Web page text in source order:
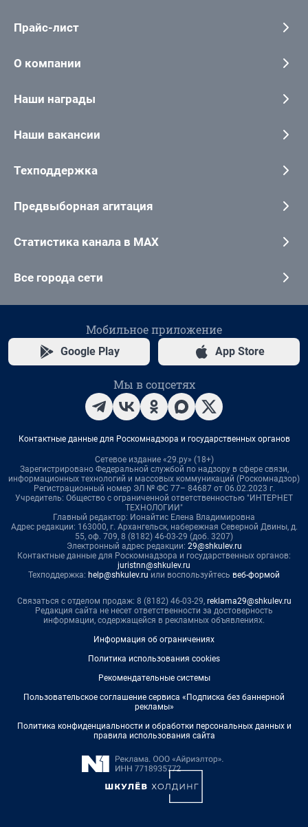
Прайс-лист
О компании
Наши награды
Наши вакансии
Техподдержка
Предвыборная агитация
Статистика канала в MAX
Все города сети
Мобильное приложение
Google Play App Store
Мы в соцсетях
Контактные данные для Роскомнадзора и государственных органов
Сетевое издание «29.ру» (18+)
Зарегистрировано Федеральной службой по надзору в сфере связи,
информационных технологий и массовых коммуникаций (Роскомнадзор)
Регистрационный номер ЭЛ № ФС 77– 84687 от 06.02.2023 г.
Учредитель: Общество с ограниченной ответственностью "ИНТЕРНЕТ
ТЕХНОЛОГИИ"
Главный редактор: Ионайтис Елена Владимировна
Адрес редакции: 163000, г. Архангельск, набережная Северной Двины, д.
55, оф. 709, 8 (8182) 46-03-29 (доб. 3207)
Электронный адрес редакции: 29@shkulev.ru
Контактные данные для Роскомнадзора и государственных органов:
juristnn@shkulev.ru
Техподдержка: help@shkulev.ru или воспользуйтесь веб-формой
Связаться с отделом продаж: 8 (8182) 46-03-29, reklama29@shkulev.ru
Редакция сайта не несет ответственности за достоверность
информации, содержащейся в рекламных объявлениях.
Информация об ограничениях
Политика использования cookies
Рекомендательные системы
Пользовательское соглашение сервиса «Подписка без баннерной
рекламы»
Политика конфиденциальности и обработки персональных данных и
правила использования сайта